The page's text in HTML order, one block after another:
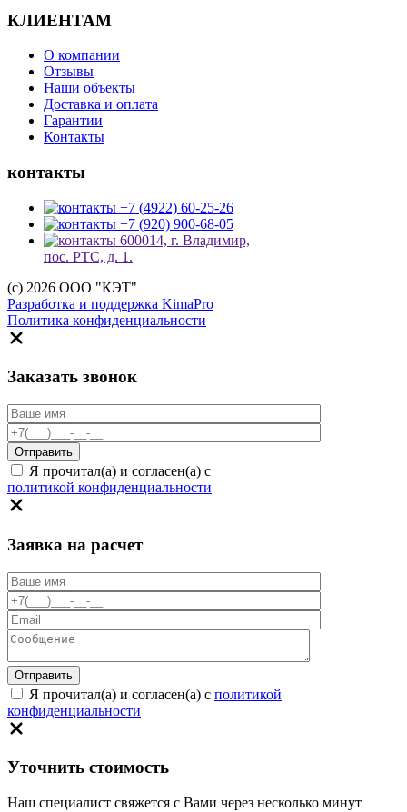
КЛИЕНТАМ
О компании
Отзывы
Наши объекты
Доставка и оплата
Гарантии
Контакты
контакты
+7 (4922) 60-25-26
+7 (920) 900-68-05
600014, г. Владимир,
пос. РТС, д. 1.
(c) 2026 ООО "КЭТ"
Разработка и поддержка KimaPro
Политика конфиденциальности
Заказать звонок
Я прочитал(а) и согласен(а) с
политикой конфиденциальности
Заявка на расчет
Я прочитал(а) и согласен(а) с политикой
конфиденциальности
Уточнить стоимость
Наш специалист свяжется с Вами через несколько минут